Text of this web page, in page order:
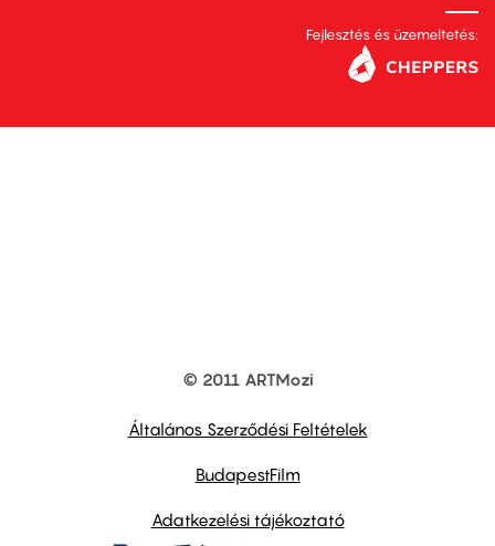
Fejlesztés és üzemeltetés:
© 2011 ARTMozi
Általános Szerződési Feltételek
BudapestFilm
Adatkezelési tájékoztató